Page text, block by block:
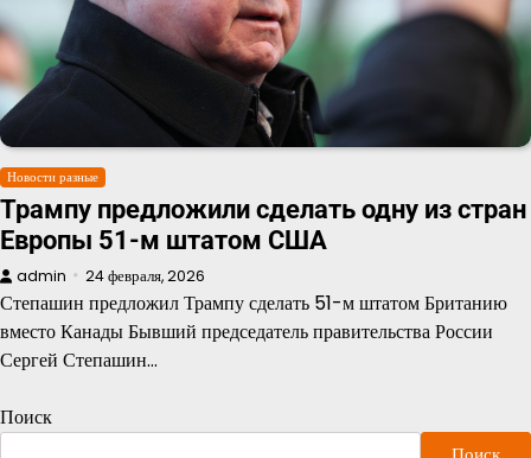
Новости разные
Трампу предложили сделать одну из стран
Европы 51-м штатом США
admin 24 февраля, 2026
Степашин предложил Трампу сделать 51-м штатом Британию
вместо Канады Бывший председатель правительства России
Сергей Степашин…
Поиск